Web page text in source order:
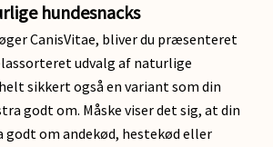
hundesnacks
CanisVitae, bliver du præsenteret
udvalg af naturlige
sikkert også en variant som din
godt om. Måske viser det sig, at din
godt om andekød, hestekød eller